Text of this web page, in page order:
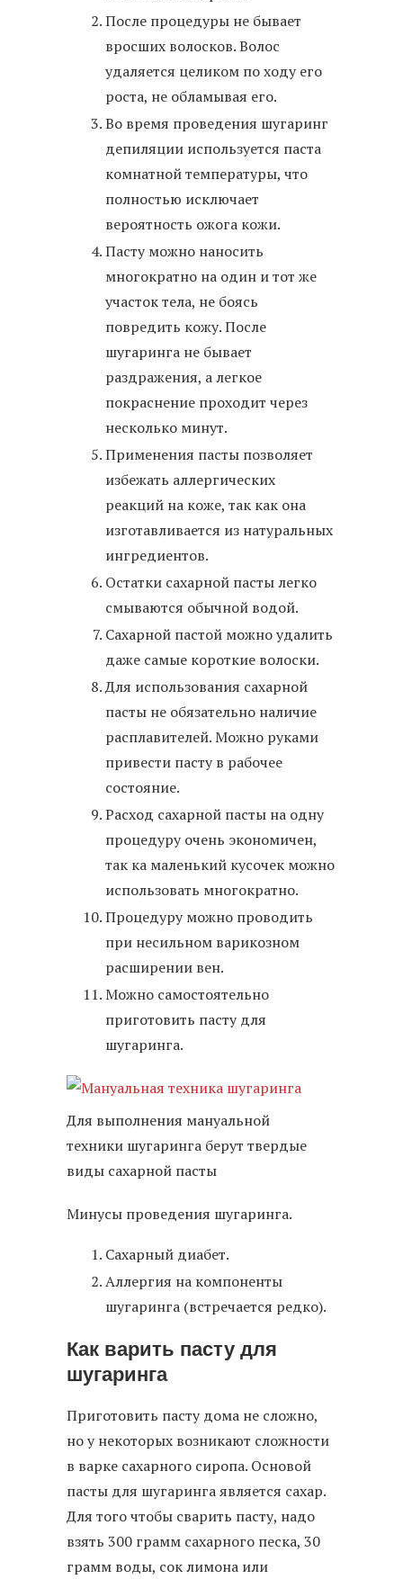
После процедуры не бывает
вросших волосков. Волос
удаляется целиком по ходу его
роста, не обламывая его.
Во время проведения шугаринг
депиляции используется паста
комнатной температуры, что
полностью исключает
вероятность ожога кожи.
Пасту можно наносить
многократно на один и тот же
участок тела, не боясь
повредить кожу. После
шугаринга не бывает
раздражения, а легкое
покраснение проходит через
несколько минут.
Применения пасты позволяет
избежать аллергических
реакций на коже, так как она
изготавливается из натуральных
ингредиентов.
Остатки сахарной пасты легко
смываются обычной водой.
Сахарной пастой можно удалить
даже самые короткие волоски.
Для использования сахарной
пасты не обязательно наличие
расплавителей. Можно руками
привести пасту в рабочее
состояние.
Расход сахарной пасты на одну
процедуру очень экономичен,
так ка маленький кусочек можно
использовать многократно.
Процедуру можно проводить
при несильном варикозном
расширении вен.
Можно самостоятельно
приготовить пасту для
шугаринга.
Для выполнения мануальной
техники шугаринга берут твердые
виды сахарной пасты
Минусы проведения шугаринга.
Сахарный диабет.
Аллергия на компоненты
шугаринга (встречается редко).
Как варить пасту для
шугаринга
Приготовить пасту дома не сложно,
но у некоторых возникают сложности
в варке сахарного сиропа. Основой
пасты для шугаринга является сахар.
Для того чтобы сварить пасту, надо
взять 300 грамм сахарного песка, 30
грамм воды, сок лимона или